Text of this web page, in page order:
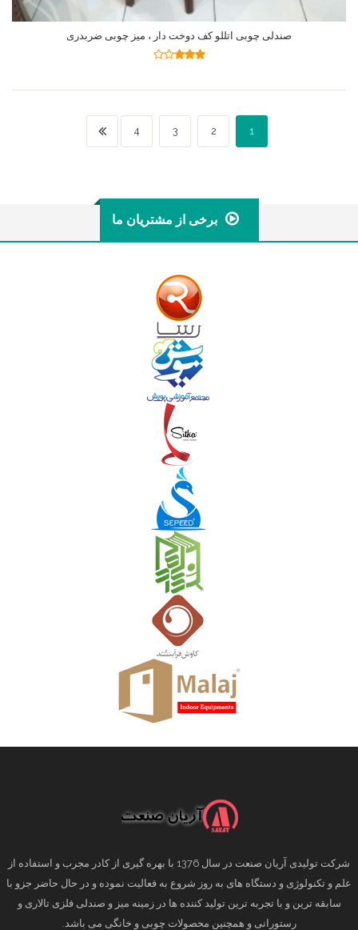
صندلی چوبی اتللو کف دوخت دار ، میز چوبی ضربدری
اطلاعات بیشتر
1
2
3
4
برخی از مشتریان ما
شرکت تولیدی آریان صنعت در سال 1376 با بهره گیری از کادر مجرب و استفاده از
علم و تکنولوژی و دستگاه های به روز شروع به فعالیت نموده و در حال حاضر جزو با
سابقه ترین و با تجربه ترین تولید کننده ها در زمینه میز و صندلی فلزی تالاری و
رستورانی و همچنین محصولات چوبی و خانگی می باشد.